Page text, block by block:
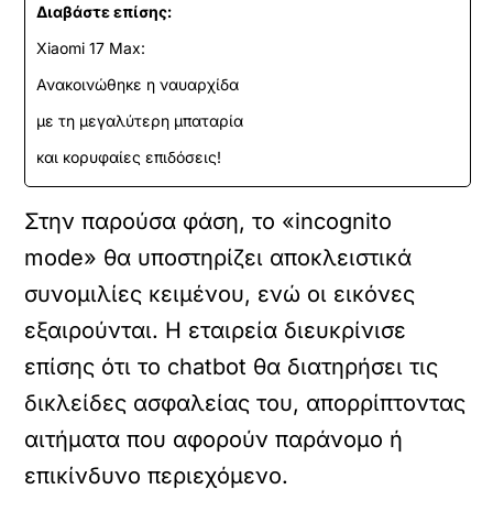
Διαβάστε επίσης:
Xiaomi 17 Max:
Ανακοινώθηκε η ναυαρχίδα
με τη μεγαλύτερη μπαταρία
και κορυφαίες επιδόσεις!
Στην παρούσα φάση, το «incognito
mode» θα υποστηρίζει αποκλειστικά
συνομιλίες κειμένου, ενώ οι εικόνες
εξαιρούνται. Η εταιρεία διευκρίνισε
επίσης ότι το chatbot θα διατηρήσει τις
δικλείδες ασφαλείας του, απορρίπτοντας
αιτήματα που αφορούν παράνομο ή
επικίνδυνο περιεχόμενο.